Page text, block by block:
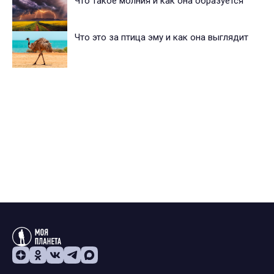
Что это за птица эму и как она выглядит